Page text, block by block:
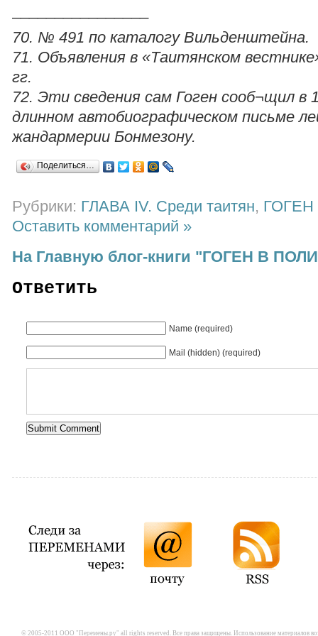
70. № 491 по каталогу Вильденштейна.
71. Объявления в «Таитянском
гг.
72. Эти сведения сам Гоген сооб¬щил в
длинном автобиографическом письме
жандармерии Бонмезону.
Поделиться…
Рубрики: ГЛАВА IV. Среди таитян,
Оставить комментарий »
На Главную блог-книги "ГОГЕН В
Ответить
Name (required)
Mail (hidden) (required)
© 2005-2011 ООО "Перемены.ру" all rights reserved. Все права защищены. Использование материалов